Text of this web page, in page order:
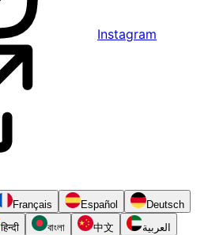
Instagram
Français Español
Deutsch
हिन्दी বাংলা 中文 العربية